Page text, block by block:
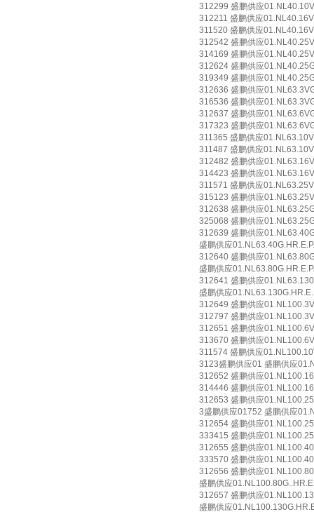
312299 盛鹏供应
312211 盛鹏供应
311520 盛鹏供应
312542 盛鹏供应
314169 盛鹏供应
312624 盛鹏供应
319349 盛鹏供应
312636 盛鹏供应
316536 盛鹏供应
312637 盛鹏供应
317323 盛鹏供应
311365 盛鹏供应
311487 盛鹏供应
312482 盛鹏供应
314423 盛鹏供应
311571 盛鹏供应
315123 盛鹏供应
312638 盛鹏供应
325068 盛鹏供应
312639 盛鹏供应
盛鹏供应
312640 盛鹏供应
盛鹏供应
312641 盛鹏供应
盛鹏供应
312649 盛鹏供应
312797 盛鹏供应
312651 盛鹏供应
313670 盛鹏供应
311574 盛鹏供应
3123盛鹏供应01 盛鹏供应
312652 盛鹏供应
314446 盛鹏供应
312653 盛鹏供应
3盛鹏供应01752 盛鹏供应
312654 盛鹏供应
333415 盛鹏供应
312655 盛鹏供应
333570 盛鹏供应
312656 盛鹏供应
盛鹏供应
312657 盛鹏供应
盛鹏供应